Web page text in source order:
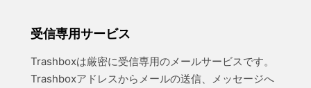
受信専用サービス
Trashboxは厳密に受信専用のメールサービスです。
Trashboxアドレスからメールの送信、メッセージへ